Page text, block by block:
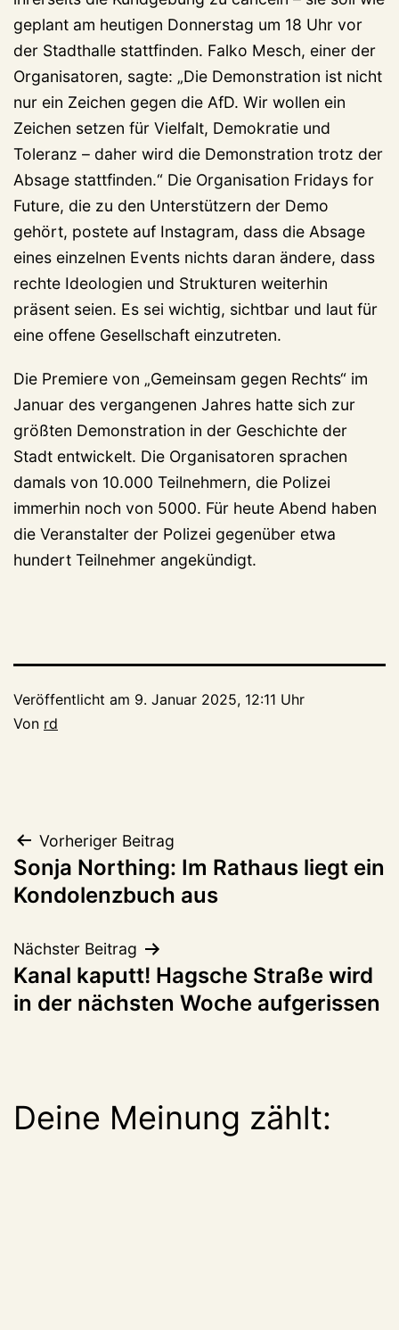
geplant am heutigen Donnerstag um 18 Uhr vor
der Stadthalle stattfinden. Falko Mesch, einer der
Organisatoren, sagte: „Die Demonstration ist nicht
nur ein Zeichen gegen die AfD. Wir wollen ein
Zeichen setzen für Vielfalt, Demokratie und
Toleranz – daher wird die Demonstration trotz der
Absage stattfinden.“ Die Organisation Fridays for
Future, die zu den Unterstützern der Demo
gehört, postete auf Instagram, dass die Absage
eines einzelnen Events nichts daran ändere, dass
rechte Ideologien und Strukturen weiterhin
präsent seien. Es sei wichtig, sichtbar und laut für
eine offene Gesellschaft einzutreten.
Die Premiere von „Gemeinsam gegen Rechts“ im
Januar des vergangenen Jahres hatte sich zur
größten Demonstration in der Geschichte der
Stadt entwickelt. Die Organisatoren sprachen
damals von 10.000 Teilnehmern, die Polizei
immerhin noch von 5000. Für heute Abend haben
die Veranstalter der Polizei gegenüber etwa
hundert Teilnehmer angekündigt.
Veröffentlicht am 9. Januar 2025, 12:11 Uhr
Von rd
Beitragsnavigation
Vorheriger Beitrag
Sonja Northing: Im Rathaus liegt ein
Kondolenzbuch aus
Nächster Beitrag
Kanal kaputt! Hagsche Straße wird
in der nächsten Woche aufgerissen
Deine Meinung zählt: